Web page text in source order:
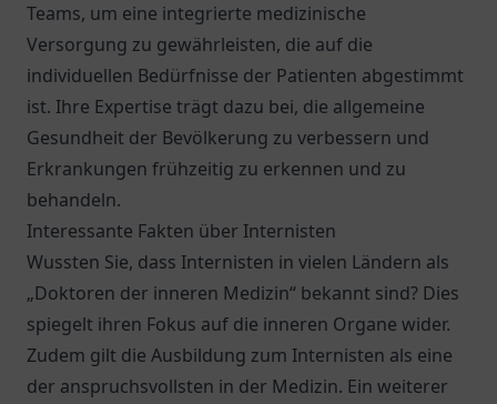
Teams, um eine integrierte medizinische
Versorgung zu gewährleisten, die auf die
individuellen Bedürfnisse der Patienten abgestimmt
ist. Ihre Expertise trägt dazu bei, die allgemeine
Gesundheit der Bevölkerung zu verbessern und
Erkrankungen frühzeitig zu erkennen und zu
behandeln.
Interessante Fakten über Internisten
Wussten Sie, dass Internisten in vielen Ländern als
„Doktoren der inneren Medizin“ bekannt sind? Dies
spiegelt ihren Fokus auf die inneren Organe wider.
Zudem gilt die Ausbildung zum Internisten als eine
der anspruchsvollsten in der Medizin. Ein weiterer